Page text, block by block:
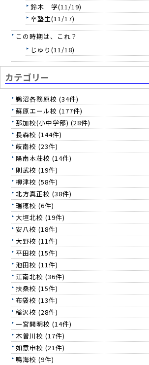
鈴木 学(11/19)
卒塾生(11/17)
この時期は、これ？
じゅり(11/18)
カテゴリー
鵜沼各務原校 (34件)
蘇原エール校 (177件)
那加校(小中学部) (28件)
長森校 (144件)
岐南校 (23件)
陽南本荘校 (14件)
則武校 (19件)
柳津校 (58件)
北方真正校 (38件)
瑞穂校 (6件)
大垣北校 (19件)
安八校 (18件)
大野校 (11件)
平田校 (15件)
池田校 (11件)
江南北校 (36件)
扶桑校 (15件)
布袋校 (13件)
稲沢校 (28件)
一宮開明校 (14件)
木曽川校 (17件)
如意申校 (21件)
鳴海校 (9件)